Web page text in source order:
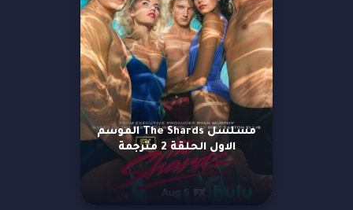
مسلسل The Shards الموسم
الاول الحلقة 2 مترجمة